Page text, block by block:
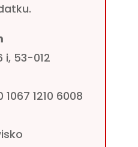
i, 53-012
1067 1210 6008